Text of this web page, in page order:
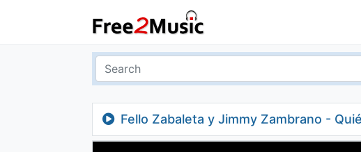
Fello Zabaleta y Jimmy Zambrano -